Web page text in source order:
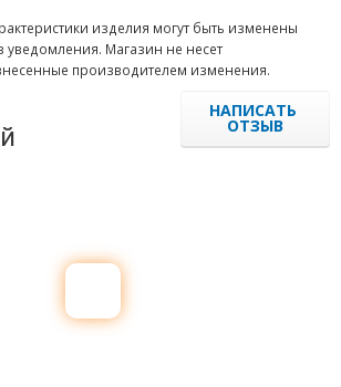
изделия могут быть изменены
уведомления. Магазин не несет
производителем изменения.
НАПИСАТЬ
ОТЗЫВ